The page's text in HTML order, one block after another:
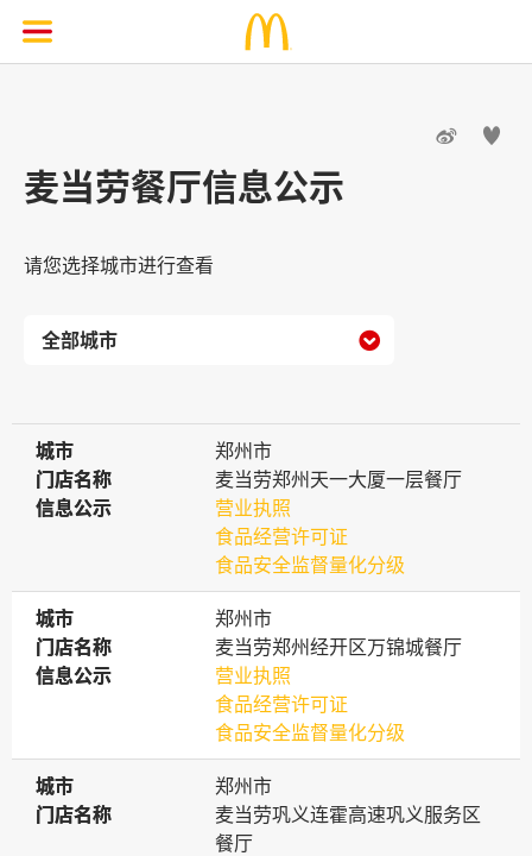
 
麦当劳餐厅信息公示
请您选择城市进行查看

城市
城市
郑州市
门店名称
门店名称
麦当劳郑州天一大厦一层餐厅
信息公示
信息公示
营业执照
食品经营许可证
食品安全监督量化分级
城市
城市
郑州市
门店名称
门店名称
麦当劳郑州经开区万锦城餐厅
信息公示
信息公示
营业执照
食品经营许可证
食品安全监督量化分级
城市
城市
郑州市
门店名称
门店名称
麦当劳巩义连霍高速巩义服务区
餐厅